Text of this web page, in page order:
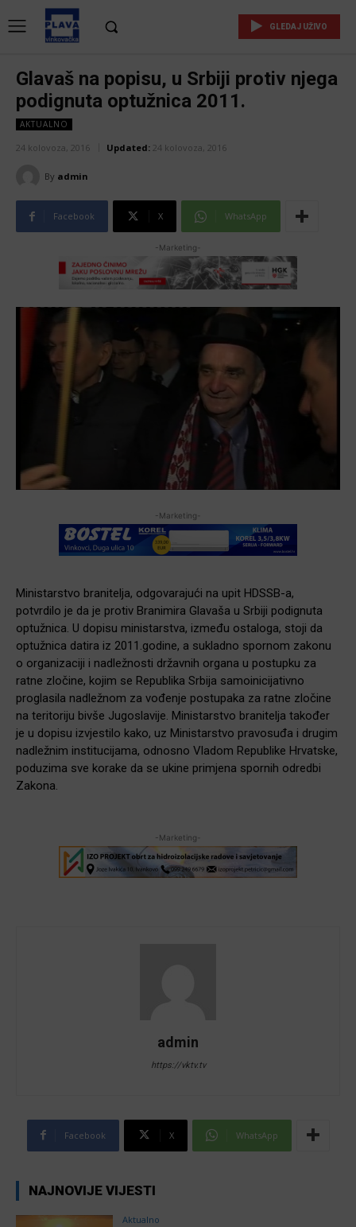
GLEDAJ UŽIVO
Glavaš na popisu, u Srbiji protiv njega
podignuta optužnica 2011.
AKTUALNO
24 kolovoza, 2016 Updated: 24 kolovoza, 2016
By admin
Facebook X WhatsApp
-Marketing-
-Marketing-
Ministarstvo branitelja, odgovarajući na upit HDSSB-a,
potvrdilo je da je protiv Branimira Glavaša u Srbiji podignuta
optužnica. U dopisu ministarstva, između ostaloga, stoji da
optužnica datira iz 2011.godine, a sukladno spornom zakonu
o organizaciji i nadležnosti državnih organa u postupku za
ratne zločine, kojim se Republika Srbija samoinicijativno
proglasila nadležnom za vođenje postupaka za ratne zločine
na teritoriju bivše Jugoslavije. Ministarstvo branitelja također
je u dopisu izvjestilo kako, uz Ministarstvo pravosuđa i drugim
nadležnim institucijama, odnosno Vladom Republike Hrvatske,
poduzima sve korake da se ukine primjena spornih odredbi
Zakona.
-Marketing-
admin
https://vktv.tv
Facebook X WhatsApp
NAJNOVIJE VIJESTI
Aktualno